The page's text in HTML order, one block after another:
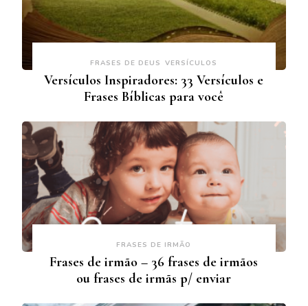
FRASES DE DEUS VERSÍCULOS
Versículos Inspiradores: 33 Versículos e
Frases Bíblicas para você
FRASES DE IRMÃO
Frases de irmão – 36 frases de irmãos
ou frases de irmãs p/ enviar